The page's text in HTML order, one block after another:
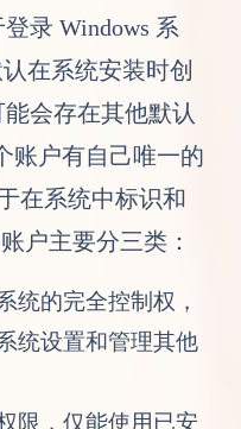
录 Windows 系
在系统安装时创
会存在其他默认
账户有自己唯一的
在系统中标识和
户主要分三类：
统的完全控制权，
统设置和管理其他
限，仅能使用已安